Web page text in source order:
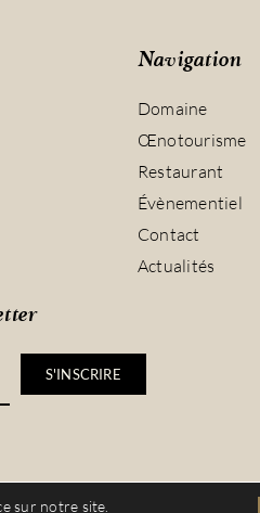
Navigation
Domaine
Œnotourisme
Restaurant
Évènementiel
Contact
Actualités
S'INSCRIRE
sur notre site.